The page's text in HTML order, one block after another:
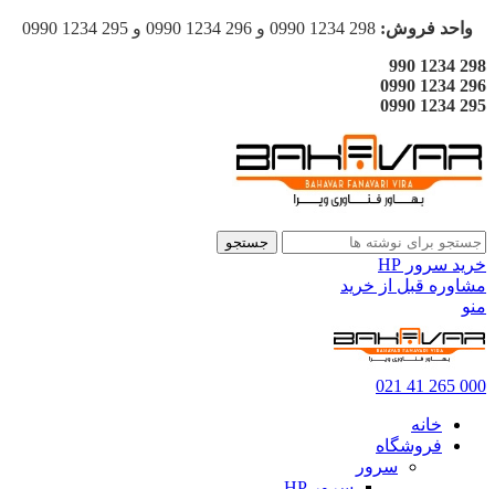
واحد فروش:
298 1234 990
296 1234 0990
295 1234 0990
جستجو
خرید سرور HP
مشاوره قبل از خرید
منو
000 265 41 021
خانه
فروشگاه
سرور